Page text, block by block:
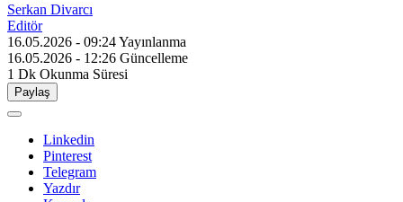
Serkan Divarcı
Editör
16.05.2026 - 09:24Yayınlanma
16.05.2026 - 12:26 Güncelleme
1 Dk Okunma Süresi
Paylaş
Linkedin
Pinterest
Telegram
Yazdır